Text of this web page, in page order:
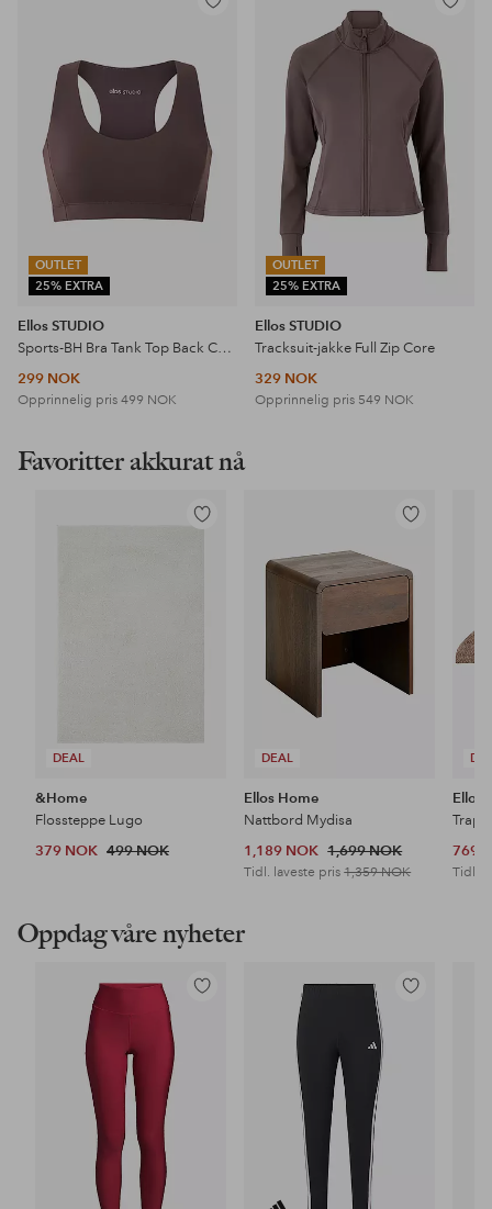
OUTLET
25% EXTRA
Legg
Ellos STUDIO
Sports-BH Bra Tank Top Back Core
299 NOK
Opprinnelig pris 499 NOK
OUTLET
25% EXTRA
Legg
favoritter
Ellos STUDIO
Tracksuit-jakke Full Zip Core
329 NOK
Opprinnelig pris 549 NOK
Favoritter akkurat nå
DEAL
Legg
&Home
Flossteppe Lugo
379 NOK 499 NOK
DEAL
Legg
favoritter
Ellos Home
Nattbord Mydisa
1,189 NOK 1,699 NOK
Tidl. laveste pris1,359 NOK
Ellos
769
Tidl.
Oppdag våre nyheter
Legg
Legg